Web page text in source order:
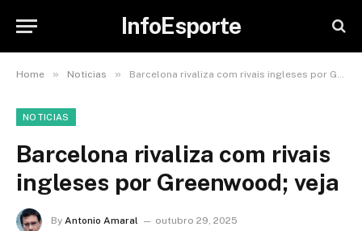
InfoEsporte
Home » Noticias » Barcelona rivaliza com rivais ingleses por Greenwood; veja
NOTICIAS
Barcelona rivaliza com rivais
ingleses por Greenwood; veja
By Antonio Amaral
outubro 29, 2025